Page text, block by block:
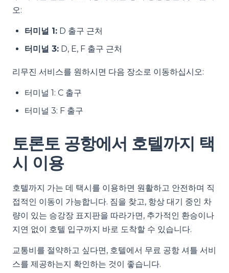
오:
터미널 1: D 출구 근처
터미널 3: D, E, F 출구 근처
리무진 서비스를 원하시면 다음 장소로 이동하십시오:
터미널 1: C 출구
터미널 3: F 출구
토론토 공항에서 호텔까지 택
시 이용
호텔까지 가는 데 택시를 이용하면 원활하고 안전하며 직
접적인 이동이 가능합니다. 짐을 찾고, 항상 대기 중인 차
량이 있는 승강장 표지판을 따라가면, 추가적인 환승이나
지연 없이 호텔 입구까지 바로 도착할 수 있습니다.
교통비를 절약하고 싶다면, 호텔에서 무료 공항 셔틀 서비
스를 제공하는지 확인하는 것이 좋습니다.